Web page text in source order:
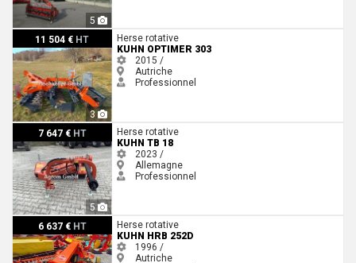
5
11 504 € HT
3
Kuhn Optimer 303
Herse rotative
KUHN OPTIMER 303
2015 /
Autriche
Professionnel
7 647 € HT
5
Kuhn TB 18
Herse rotative
KUHN TB 18
2023 /
Allemagne
Professionnel
6 637 € HT
Kuhn HRB 252D
Herse rotative
KUHN HRB 252D
1996 /
Autriche